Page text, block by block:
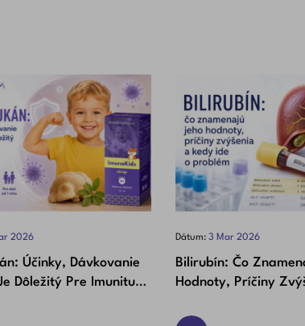
2026
Účinky, Dávkovanie
Dôležitý Pre Imunitu
Dátum: 3 Mar 2026
Bilirubín: Čo
Hodnoty, Príčiny